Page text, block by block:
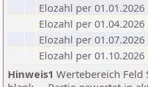
Elozahl per 01.01.2026
Elozahl per 01.04.2026
Elozahl per 01.07.2026
Elozahl per 01.10.2026
Hinweis1 Wertebereich Feld